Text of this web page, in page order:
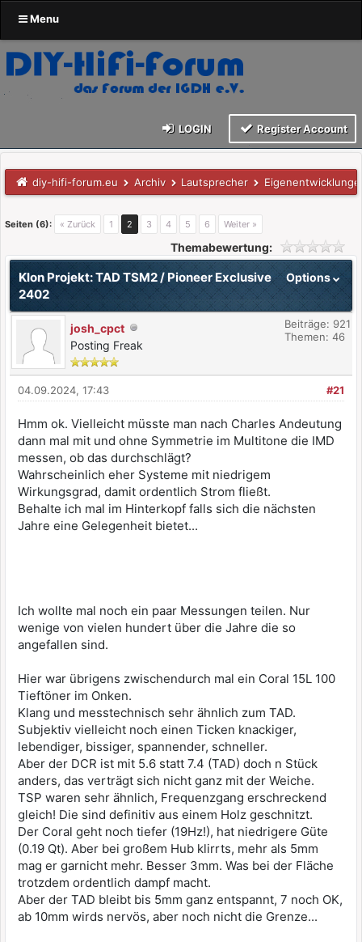
Menu
LOGIN Register Account
diy-hifi-forum.eu Archiv Lautsprecher
Seiten (6): « Zurück 1 2 3 4 5 6 Weiter »
Themabewertung:
Options
Klon Projekt: TAD TSM2 / Pioneer Exclusive
2402
josh_cpct
Posting Freak
Beiträge: 921
Themen: 46
#21
04.09.2024, 17:43
Hmm ok. Vielleicht müsste man nach Charles Andeutung
dann mal mit und ohne Symmetrie im Multitone die IMD
messen, ob das durchschlägt?
Wahrscheinlich eher Systeme mit niedrigem
Wirkungsgrad, damit ordentlich Strom fließt.
Behalte ich mal im Hinterkopf falls sich die nächsten
Jahre eine Gelegenheit bietet...
Ich wollte mal noch ein paar Messungen teilen. Nur
wenige von vielen hundert über die Jahre die so
angefallen sind.
Hier war übrigens zwischendurch mal ein Coral 15L 100
Tieftöner im Onken.
Klang und messtechnisch sehr ähnlich zum TAD.
Subjektiv vielleicht noch einen Ticken knackiger,
lebendiger, bissiger, spannender, schneller.
Aber der DCR ist mit 5.6 statt 7.4 (TAD) doch n Stück
anders, das verträgt sich nicht ganz mit der Weiche.
TSP waren sehr ähnlich, Frequenzgang erschreckend
gleich! Die sind definitiv aus einem Holz geschnitzt.
Der Coral geht noch tiefer (19Hz!), hat niedrigere Güte
(0.19 Qt). Aber bei großem Hub klirrts, mehr als 5mm
mag er garnicht mehr. Besser 3mm. Was bei der Fläche
trotzdem ordentlich dampf macht.
Aber der TAD bleibt bis 5mm ganz entspannt, 7 noch OK,
ab 10mm wirds nervös, aber noch nicht die Grenze...